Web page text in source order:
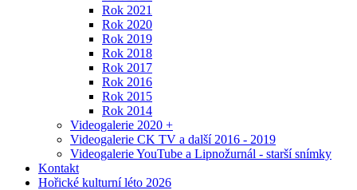
Rok 2021
Rok 2020
Rok 2019
Rok 2018
Rok 2017
Rok 2016
Rok 2015
Rok 2014
Videogalerie 2020 +
Videogalerie CK TV a další 2016 - 2019
Videogalerie YouTube a Lipnožurnál - starší snímky
Kontakt
Hořické kulturní léto 2026